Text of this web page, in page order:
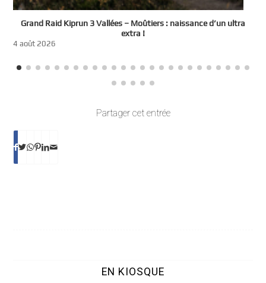
Grand Raid Kiprun 3 Vallées – Moûtiers : naissance d’un ultra
extra !
4 août 2026
Partager cet entrée
EN KIOSQUE